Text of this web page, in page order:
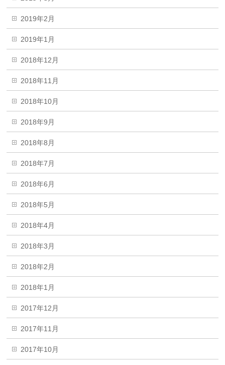
2019年2月
2019年1月
2018年12月
2018年11月
2018年10月
2018年9月
2018年8月
2018年7月
2018年6月
2018年5月
2018年4月
2018年3月
2018年2月
2018年1月
2017年12月
2017年11月
2017年10月